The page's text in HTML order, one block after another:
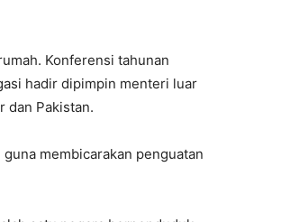
Konferensi tahunan
hadir dipimpin menteri luar
dan Pakistan.
membicarakan penguatan